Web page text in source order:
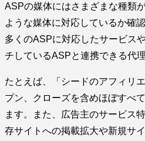
ASPの媒体にはさまざまな種類
ような媒体に対応しているか確
多くのASPに対応したサービス
チしているASPと連携できる代
たとえば、「シードのアフィリ
プン、クローズを含めほぼすべ
ます。また、広告主のサービス
存サイトへの掲載拡大や新規サ